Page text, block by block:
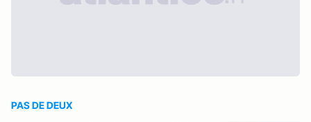
PAS DE DEUX